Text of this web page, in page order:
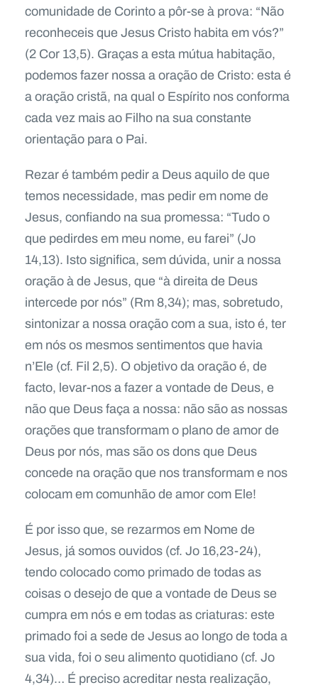
comunidade de Corinto a pôr-se à prova: “Não
reconheceis que Jesus Cristo habita em vós?”
(2 Cor 13,5). Graças a esta mútua habitação,
podemos fazer nossa a oração de Cristo: esta é
a oração cristã, na qual o Espírito nos conforma
cada vez mais ao Filho na sua constante
orientação para o Pai.
Rezar é também pedir a Deus aquilo de que
temos necessidade, mas pedir em nome de
Jesus, confiando na sua promessa: “Tudo o
que pedirdes em meu nome, eu farei” (Jo
14,13). Isto significa, sem dúvida, unir a nossa
oração à de Jesus, que “à direita de Deus
intercede por nós” (Rm 8,34); mas, sobretudo,
sintonizar a nossa oração com a sua, isto é, ter
em nós os mesmos sentimentos que havia
n’Ele (cf. Fil 2,5). O objetivo da oração é, de
facto, levar-nos a fazer a vontade de Deus, e
não que Deus faça a nossa: não são as nossas
orações que transformam o plano de amor de
Deus por nós, mas são os dons que Deus
concede na oração que nos transformam e nos
colocam em comunhão de amor com Ele!
É por isso que, se rezarmos em Nome de
Jesus, já somos ouvidos (cf. Jo 16,23-24),
tendo colocado como primado de todas as
coisas o desejo de que a vontade de Deus se
cumpra em nós e em todas as criaturas: este
primado foi a sede de Jesus ao longo de toda a
sua vida, foi o seu alimento quotidiano (cf. Jo
4,34)… É preciso acreditar nesta realização,